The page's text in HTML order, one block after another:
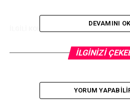
Tatar: Kıbrıs Türkünün sesini
KAÇIRMAYIN
Bazı Kıbrıslı Türk ve Rum
Palace’da buluştu
DEVAMINI
İLGİNİZİ
YORUM